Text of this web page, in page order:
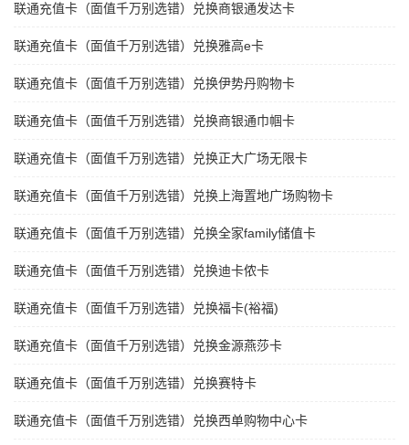
联通充值卡（面值千万别选错）兑换商银通发达卡
联通充值卡（面值千万别选错）兑换雅高e卡
联通充值卡（面值千万别选错）兑换伊势丹购物卡
联通充值卡（面值千万别选错）兑换商银通巾帼卡
联通充值卡（面值千万别选错）兑换正大广场无限卡
联通充值卡（面值千万别选错）兑换上海置地广场购物卡
联通充值卡（面值千万别选错）兑换全家family储值卡
联通充值卡（面值千万别选错）兑换迪卡侬卡
联通充值卡（面值千万别选错）兑换福卡(裕福)
联通充值卡（面值千万别选错）兑换金源燕莎卡
联通充值卡（面值千万别选错）兑换赛特卡
联通充值卡（面值千万别选错）兑换西单购物中心卡